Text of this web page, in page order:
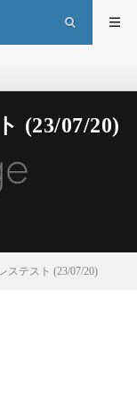
(23/07/20)
ステスト (23/07/20)